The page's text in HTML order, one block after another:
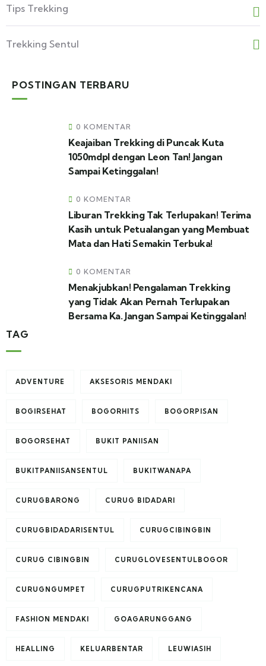
Tips Trekking
Trekking Sentul
POSTINGAN TERBARU
0 KOMENTAR
Keajaiban Trekking di Puncak Kuta
1050mdpl dengan Leon Tan! Jangan
Sampai Ketinggalan!
0 KOMENTAR
Liburan Trekking Tak Terlupakan! Terima
Kasih untuk Petualangan yang Membuat
Mata dan Hati Semakin Terbuka!
0 KOMENTAR
Menakjubkan! Pengalaman Trekking
yang Tidak Akan Pernah Terlupakan
Bersama Ka. Jangan Sampai Ketinggalan!
TAG
ADVENTURE AKSESORIS MENDAKI
BOGIRSEHAT BOGORHITS BOGORPISAN
BOGORSEHAT BUKIT PANIISAN
BUKITPANIISANSENTUL BUKITWANAPA
CURUGBARONG CURUG BIDADARI
CURUGBIDADARISENTUL CURUGCIBINGBIN
CURUG CIBINGBIN CURUGLOVESENTULBOGOR
CURUGNGUMPET CURUGPUTRIKENCANA
FASHION MENDAKI GOAGARUNGGANG
HEALLING KELUARBENTAR LEUWIASIH